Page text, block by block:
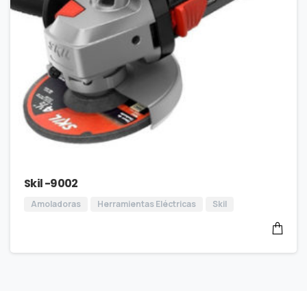
Skil -9002
Amoladoras Herramientas Eléctricas Skil